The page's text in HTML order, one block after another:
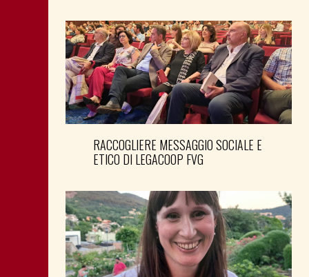
RACCOGLIERE MESSAGGIO SOCIALE E
ETICO DI LEGACOOP FVG